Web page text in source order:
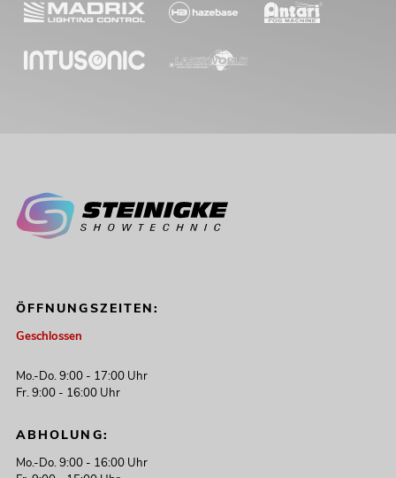
ÖFFNUNGSZEITEN:
Geschlossen
Mo.-Do. 9:00 - 17:00 Uhr
Fr. 9:00 - 16:00 Uhr
ABHOLUNG:
Mo.-Do. 9:00 - 16:00 Uhr